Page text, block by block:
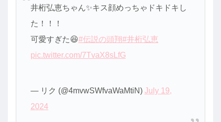
井桁弘恵ちゃん✨キス顔めっちゃドキドキし
た！！！
可愛すぎた😆#伝説の頭翔#井桁弘恵
pic.twitter.com/7TvaX8sLfG
— リク (@4mvwSWfvaWaMtiN) July 19,
2024